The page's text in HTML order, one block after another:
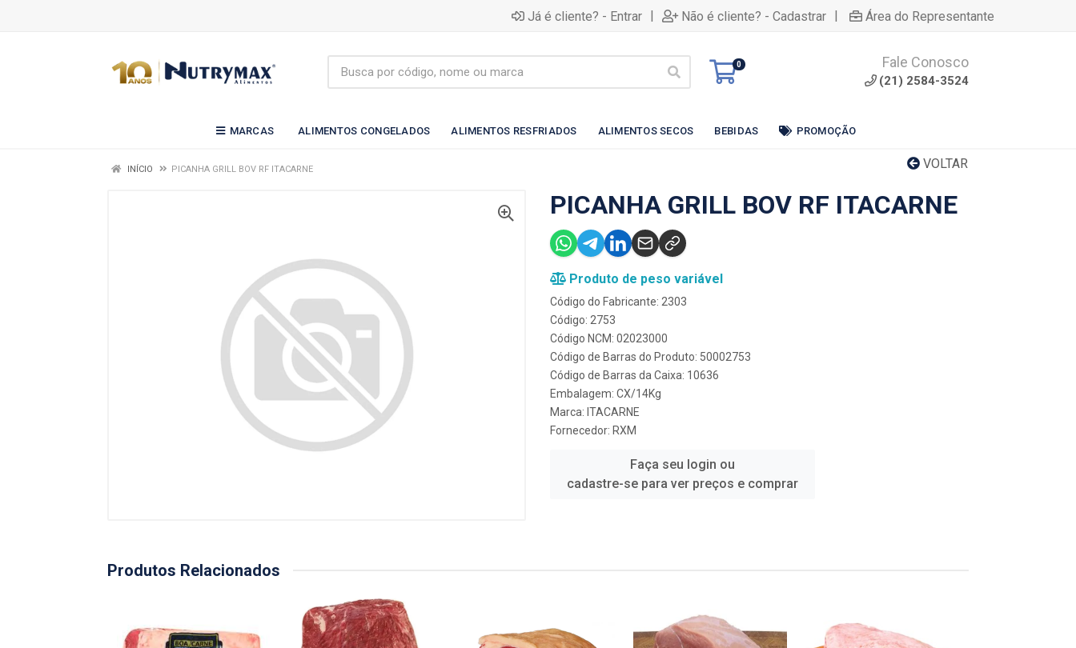
Já é cliente? - Entrar | Não é cliente? - Cadastrar | Área do Representante
0 Fale Conosco
(21) 2584-3524
MARCAS ALIMENTOS CONGELADOS ALIMENTOS RESFRIADOS ALIMENTOS SECOS BEBIDAS PROMOÇÃO
VOLTAR
INÍCIO PICANHA GRILL BOV RF ITACARNE
PICANHA GRILL BOV RF ITACARNE
Produto de peso variável
Código do Fabricante: 2303
Código: 2753
Código NCM: 02023000
Código de Barras do Produto: 50002753
Código de Barras da Caixa: 10636
Embalagem: CX/14Kg
Marca: ITACARNE
Fornecedor: RXM
Faça seu login ou
cadastre-se para ver preços e comprar
Produtos Relacionados